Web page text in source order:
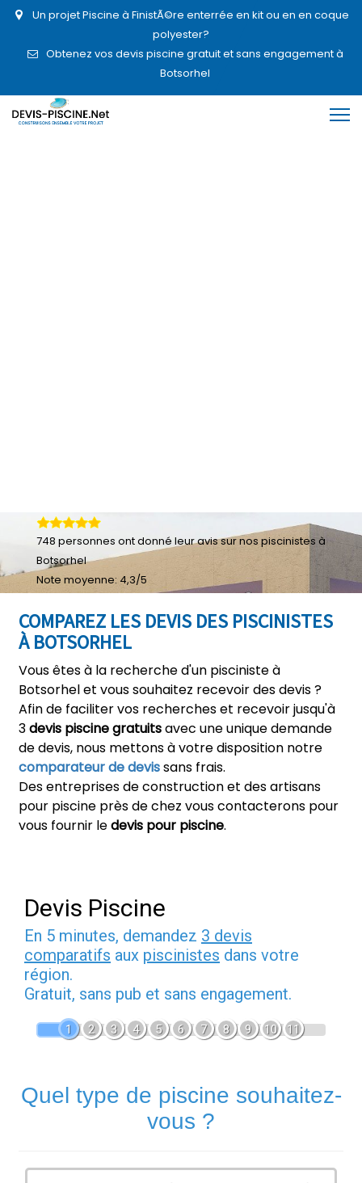
Un projet Piscine à FinistÃ©re enterrée en kit ou en en coque
polyester?
Obtenez vos devis piscine gratuit et sans engagement à
Botsorhel
COMPAREZ LES DEVIS DES PISCINISTES
À BOTSORHEL
Vous êtes à la recherche d'un pisciniste à
Botsorhel et vous souhaitez recevoir des devis ?
Afin de faciliter vos recherches et recevoir jusqu'à
3devis piscine gratuitsavec une unique demande
de devis, nous mettons à votre disposition notre
comparateur de devissans frais.
Des entreprises de construction et des artisans
pour piscine près de chez vous contacterons pour
vous fournir ledevis pour piscine.
748 personnes ont donné leuravis sur nos piscinistes à
Botsorhel
Note moyenne: 4,3/5
Devis Piscine
En 5 minutes, demandez 3 devis
comparatifs aux piscinistes dans votre
région.
Gratuit, sans pub et sans engagement.
1 2 3 4 5 6 7 8 9 10 11
Quel type de piscine souhaitez-
vous ?